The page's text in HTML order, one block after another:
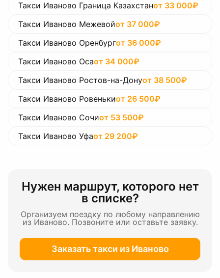
Такси Иваново Граница Казахстанот 33 000₽
Такси Иваново Межевойот 37 000₽
Такси Иваново Оренбургот 36 000₽
Такси Иваново Осаот 34 000₽
Такси Иваново Ростов-на-Донуот 38 500₽
Такси Иваново Ровенькиот 26 500₽
Такси Иваново Сочиот 53 500₽
Такси Иваново Уфаот 29 200₽
Нужен маршрут, которого нет
в списке?
Организуем поездку по любому направлению
из Иваново. Позвоните или оставьте заявку.
Заказать такси из Иваново